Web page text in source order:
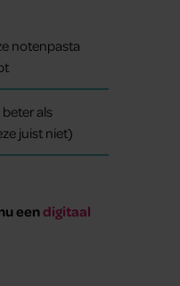
notenpasta
als
juist niet)
eendigitaal